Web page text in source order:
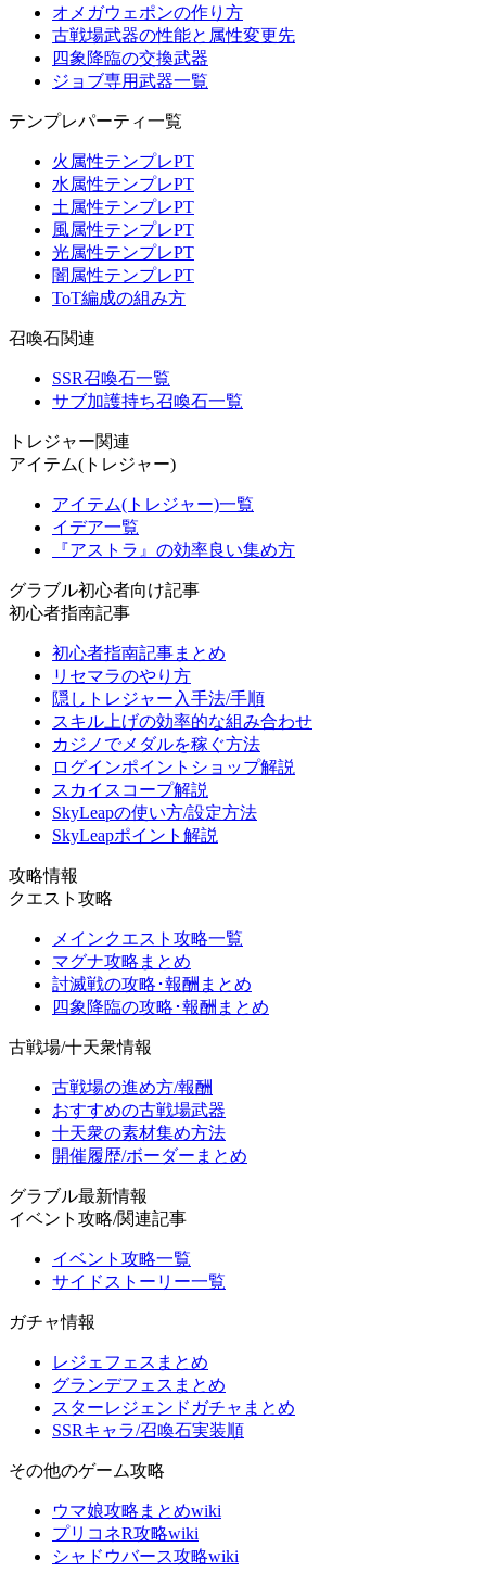
オメガウェポンの作り方
古戦場武器の性能と属性変更先
四象降臨の交換武器
ジョブ専用武器一覧
テンプレパーティ一覧
火属性テンプレPT
水属性テンプレPT
土属性テンプレPT
風属性テンプレPT
光属性テンプレPT
闇属性テンプレPT
ToT編成の組み方
召喚石関連
SSR召喚石一覧
サブ加護持ち召喚石一覧
トレジャー関連
アイテム(トレジャー)
アイテム(トレジャー)一覧
イデア一覧
『アストラ』の効率良い集め方
グラブル初心者向け記事
初心者指南記事
初心者指南記事まとめ
リセマラのやり方
隠しトレジャー入手法/手順
スキル上げの効率的な組み合わせ
カジノでメダルを稼ぐ方法
ログインポイントショップ解説
スカイスコープ解説
SkyLeapの使い方/設定方法
SkyLeapポイント解説
攻略情報
クエスト攻略
メインクエスト攻略一覧
マグナ攻略まとめ
討滅戦の攻略･報酬まとめ
四象降臨の攻略･報酬まとめ
古戦場/十天衆情報
古戦場の進め方/報酬
おすすめの古戦場武器
十天衆の素材集め方法
開催履歴/ボーダーまとめ
グラブル最新情報
イベント攻略/関連記事
イベント攻略一覧
サイドストーリー一覧
ガチャ情報
レジェフェスまとめ
グランデフェスまとめ
スターレジェンドガチャまとめ
SSRキャラ/召喚石実装順
その他のゲーム攻略
ウマ娘攻略まとめwiki
プリコネR攻略wiki
シャドウバース攻略wiki